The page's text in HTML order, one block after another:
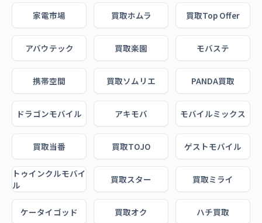
家電市場 買取ホムラ 買取Top Offer
アバウテック 買取楽園 モバステ
携帯空間 買取ソムリエ PANDA買取
ドラゴンモバイル アキモバ モバイルミックス
買取当番 買取TOJO ゲストモバイル
トゥインクルモバイ
ル
買取スター 買取ミライ
ケータイゴッド 買取オク ハチ買取